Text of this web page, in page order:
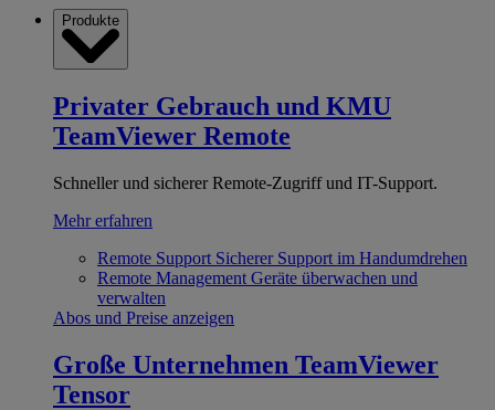
Produkte
Privater Gebrauch und KMU
TeamViewer Remote
Schneller und sicherer Remote-Zugriff und IT-Support.
Mehr erfahren
Remote Support Sicherer Support im Handumdrehen
Remote Management Geräte überwachen und
verwalten
Abos und Preise anzeigen
Große Unternehmen TeamViewer
Tensor